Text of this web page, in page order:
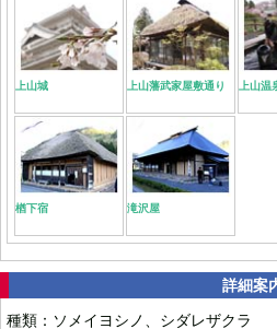
上山城 上山藩武家屋敷通り 上山温
楢下宿 滝沢屋
詳細案
種類：ソメイヨシノ、シダレザクラ